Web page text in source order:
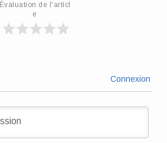
Évaluation de l'articl
e
Connexion